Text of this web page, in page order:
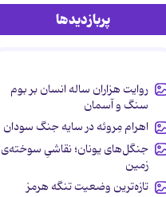
پربازدیدها
روایت هزاران ساله انسان بر بوم
سنگ و آسمان
اهرام مِروئه در سایه جنگ سودان
جنگل‌های یونان؛ نقاشیِ سوخته‌ی
زمین
تازه‌ترین وضعیت تنگه هرمز